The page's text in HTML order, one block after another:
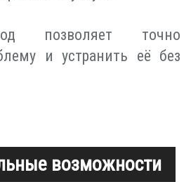
позволяет точно
и устранить её без
возможности